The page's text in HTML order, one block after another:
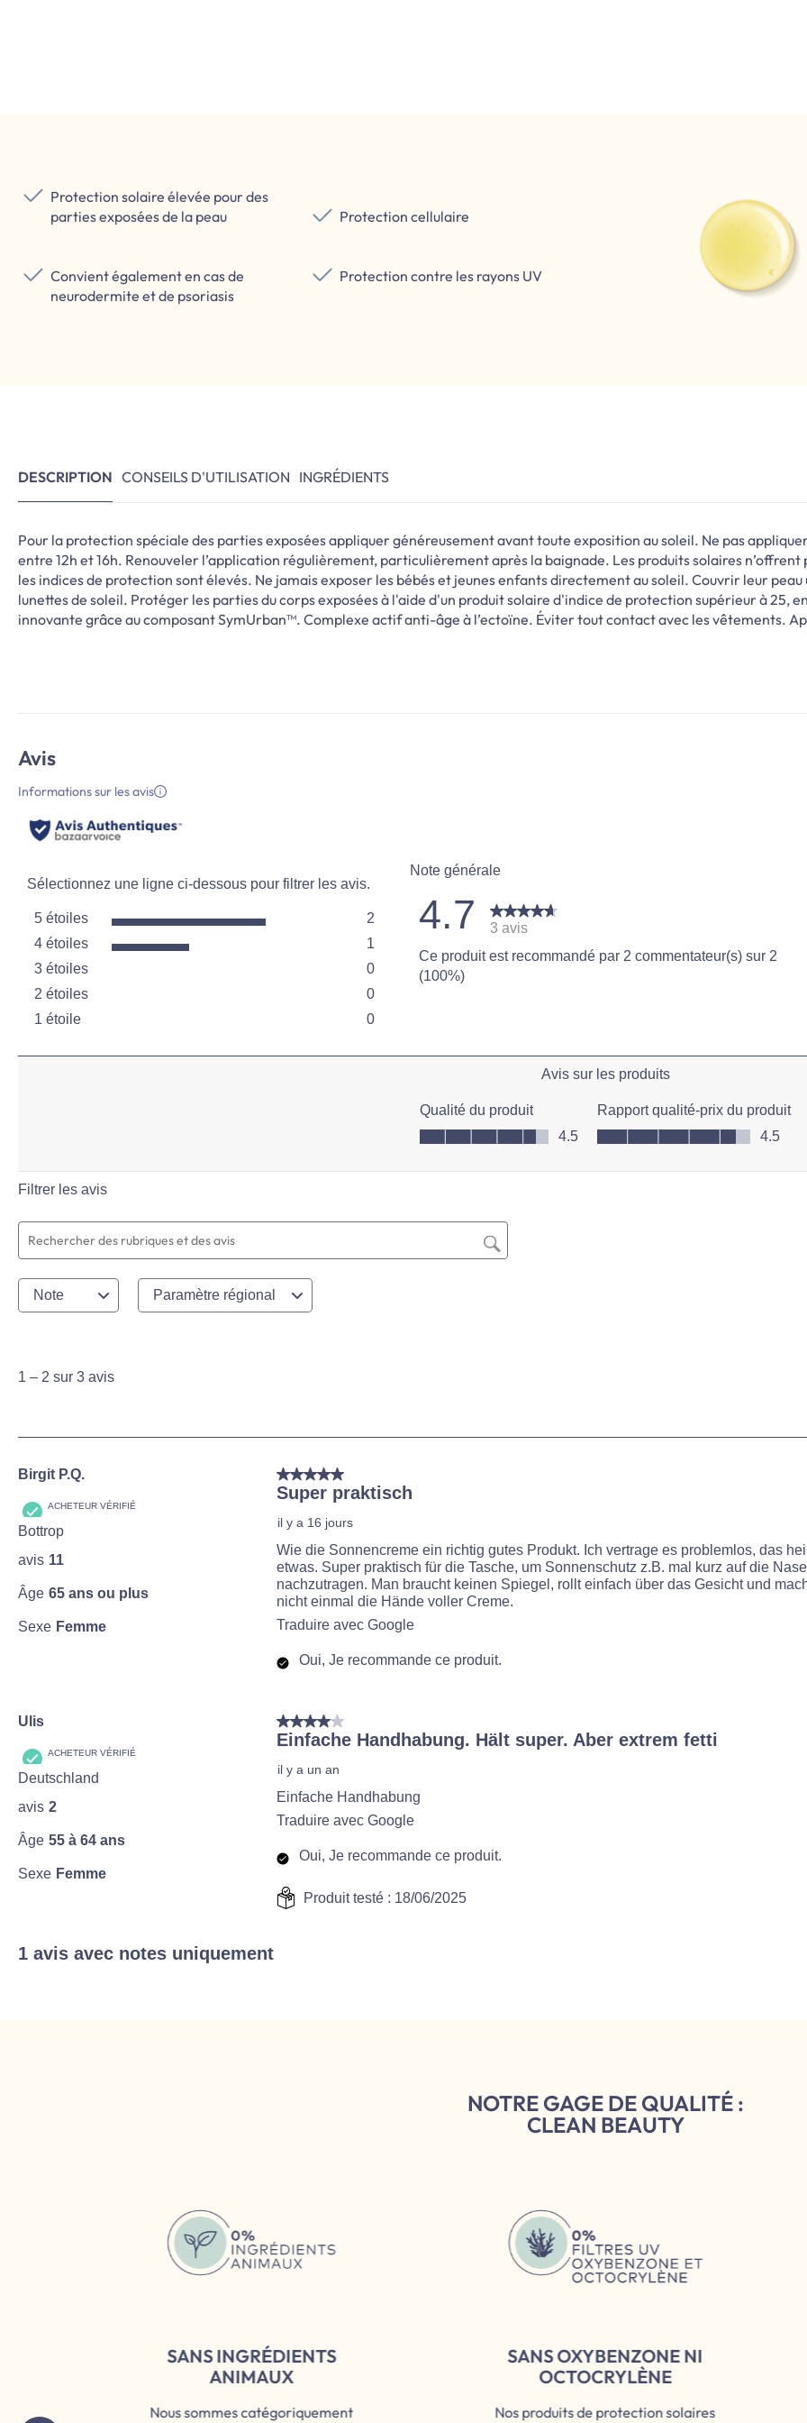
Protection solaire élevée pour des
parties exposées de la peau
Convient également en cas de
neurodermite et de psoriasis
Protection cellulaire
Protection contre les rayons UV
DESCRIPTION INGRÉDIENTS
CONSEILS D'UTILISATION
Pour la protection spéciale des parties exposées appliquer généreusement avant toute exposition au soleil. Ne pas
entre 12h et 16h. Renouveler l’application régulièrement, particulièrement après la baignade. Les produits solaires
les indices de protection sont élevés. Ne jamais exposer les bébés et jeunes enfants directement au soleil. Couvrir leur
lunettes de soleil. Protéger les parties du corps exposées à l'aide d'un produit solaire d'indice de protection supérieur à 25,
innovante grâce au composant SymUrban™. Complexe actif anti-âge à l’ectoïne. Éviter tout contact avec les vêtements.
Avis
Informations sur les avis
Sélectionnez une ligne ci-dessous pour filtrer les avis.
5 étoiles étoiles
2
2 avis avec 5 étoiles.
4 étoiles étoiles
1
1 avis avec 4 étoiles.
3 étoiles
0
0 avis avec 3 étoiles.
2 étoiles
0
0 avis avec 2 étoiles.
1 étoile
0
Note générale
4.7
3 avis
Ce produit est recommandé par 2 commentateur(s) sur 2
(100%)
Avis sur les produits
Qualité du produit
Qualité du produit, 4.5 sur 5
4.5
Rapport qualité-prix du produit
Rapport qualité-prix du produit,
4.5
Filtrer les avis
Zone de recherche de sujet et d'avis
Note Paramètre régional
2
1 – 2 sur 3 avis
Birgit P.Q.
ACHETEUR VÉRIFIÉ
Bottrop
avis 11
Âge 65 ans ou plus
Sexe Femme
5 sur 5 étoiles.
Super praktisch
il y a 16 jours
Wie die Sonnencreme ein richtig gutes Produkt. Ich vertrage es problemlos, das
etwas. Super praktisch für die Tasche, um Sonnenschutz z.B. mal kurz auf die Nase
nachzutragen. Man braucht keinen Spiegel, rollt einfach über das Gesicht und
nicht einmal die Hände voller Creme.
Traduire avec Google
Oui, Je recommande ce produit.
Ulis
ACHETEUR VÉRIFIÉ
Deutschland
avis 2
Âge 55 à 64 ans
Sexe Femme
4 sur 5 étoiles.
Einfache Handhabung. Hält super. Aber extrem fetti
il y a un an
Einfache Handhabung
Traduire avec Google
Oui, Je recommande ce produit.
Produit testé : 18/06/2025
1 avis avec notes uniquement
NOTRE GAGE DE QUALITÉ :
CLEAN BEAUTY
SANS INGRÉDIENTS
ANIMAUX
Nous sommes catégoriquement
SANS OXYBENZONE NI
OCTOCRYLÈNE
Nos produits de protection solaires